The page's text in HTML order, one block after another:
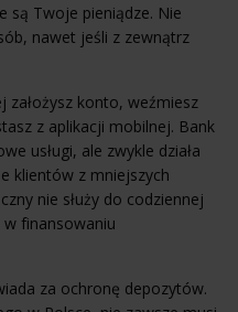
są Twoje pieniądze. Nie
nawet jeśli z zewnątrz
założysz konto, weźmiesz
z aplikacji mobilnej. Bank
usługi, ale zwykle działa
klientów z mniejszych
nie służy do codziennej
finansowaniu
za ochronę depozytów.